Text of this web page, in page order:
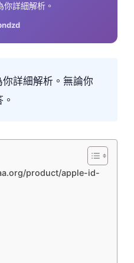
詳細解析。
詳細解析。無論你
product/apple-id-